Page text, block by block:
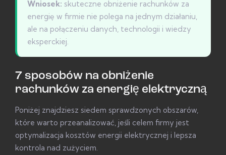
Wniosek: skuteczne obniżenie rachunków za
energię w firmie nie polega na jednym działaniu,
ale na połączeniu danych, technologii i wiedzy
eksperckiej.
7 sposobów na obniżenie
rachunków za energię elektryczną
Poniżej znajdziesz siedem sprawdzonych obszarów,
które warto przeanalizować, jeśli celem firmy jest
optymalizacja kosztów energii elektrycznej i lepsza
kontrola nad zużyciem.